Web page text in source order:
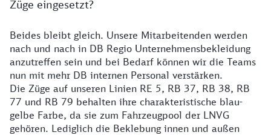
Züge eingesetzt?
Details zu den Mitarbeitenden
Beides bleibt gleich. Unsere Mitarbeitenden werden
nach und nach in DB Regio Unternehmensbekleidung
anzutreffen sein und bei Bedarf können wir die Teams
nun mit mehr DB internen Personal verstärken.
Die Züge auf unseren Linien RE 5, RB 37, RB 38, RB
77 und RB 79 behalten ihre charakteristische blau-
gelbe Farbe, da sie zum Fahrzeugpool der LNVG
gehören. Lediglich die Beklebung innen und außen